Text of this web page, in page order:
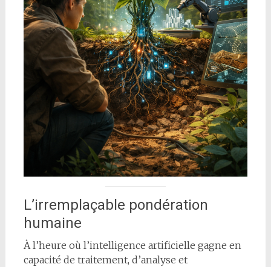
L’irremplaçable pondération
humaine
À l’heure où l’intelligence artificielle gagne en
capacité de traitement, d’analyse et